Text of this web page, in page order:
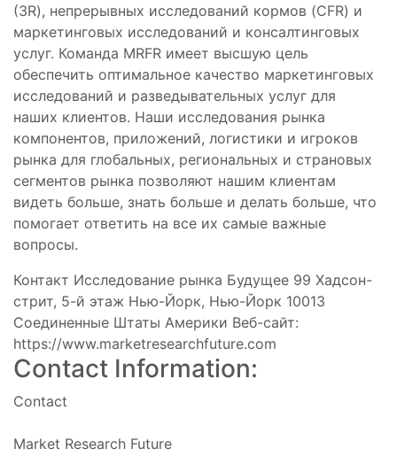
(3R), непрерывных исследований кормов (CFR) и
маркетинговых исследований и консалтинговых
услуг. Команда MRFR имеет высшую цель
обеспечить оптимальное качество маркетинговых
исследований и разведывательных услуг для
наших клиентов. Наши исследования рынка
компонентов, приложений, логистики и игроков
рынка для глобальных, региональных и страновых
сегментов рынка позволяют нашим клиентам
видеть больше, знать больше и делать больше, что
помогает ответить на все их самые важные
вопросы.
Контакт Исследование рынка Будущее 99 Хадсон-
стрит, 5-й этаж Нью-Йорк, Нью-Йорк 10013
Соединенные Штаты Америки Веб-сайт:
https://www.marketresearchfuture.com
Contact Information:
Contact
Market Research Future